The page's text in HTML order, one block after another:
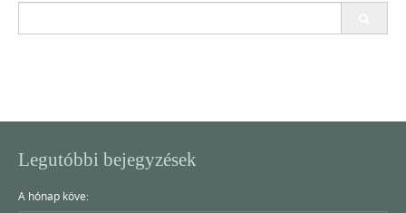
Legutóbbi bejegyzések
A hónap köve: